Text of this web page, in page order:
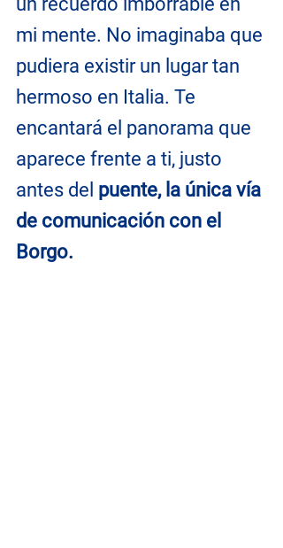
mi mente. No imaginaba que
pudiera existir un lugar tan
hermoso en Italia. Te
encantará el panorama que
aparece frente a ti, justo
antes del puente, la única vía
de comunicación con el
Borgo.